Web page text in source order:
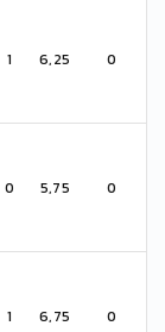
1 6,25 0
0 5,75 0
1 6,75 0